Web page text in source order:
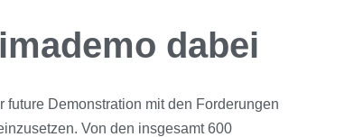
dabei
Demonstration mit den Forderungen
Von den insgesamt 600